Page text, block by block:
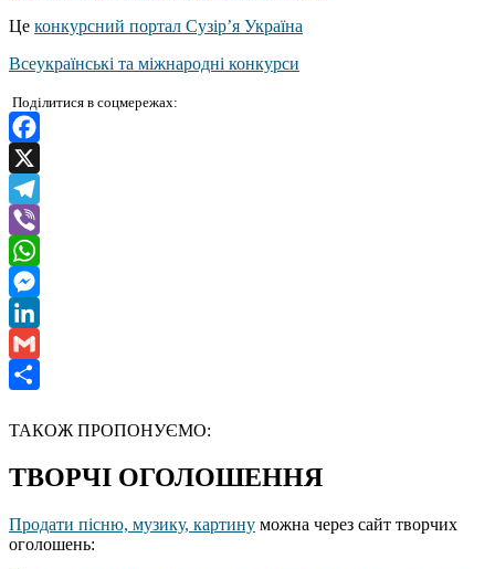
Це конкурсний портал Сузір’я Україна
Всеукраїнські та міжнародні конкурси
Поділитися в соцмережах:
Facebook
X
Telegram
Viber
WhatsApp
Messenger
LinkedIn
Gmail
ТАКОЖ ПРОПОНУЄМО:
ТВОРЧІ ОГОЛОШЕННЯ
Продати пісню, музику, картину можна через сайт творчих
оголошень: